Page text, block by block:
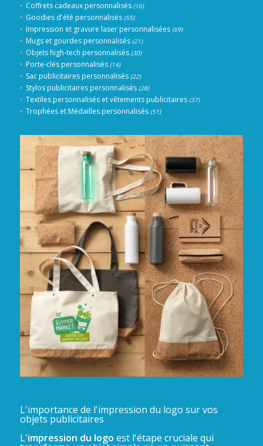
Coffrets cadeaux personnalisés (16)
Goodies d'été personnalisés (55)
Impression et gravure laser personnalisées (69)
Mugs et gourdes personnalisés (21)
Objets high-tech personnalisés (30)
Porte-clés personnalisés (14)
Sac publicitaires personnalisés (22)
Stylos publicitaires personnalisés (28)
Textiles personnalisés et vêtements publicitaires (37)
Trophées et Médailles personnalisés (51)
L'importance de l'impression du logo sur vos
objets publicitaires
L'impression du logo est l'étape cruciale qui